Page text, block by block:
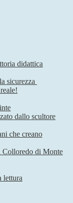
didattica
sicurezza
dallo scultore
che creano
Colloredo di Monte
lettura